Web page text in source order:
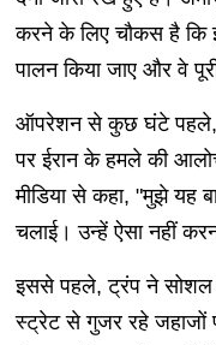
करने के लिए चौकस है कि
पालन किया जाए और वे
ऑपरेशन से कुछ घंटे पहले,
पर ईरान के हमले की
मीडिया से कहा, "मुझे यह
चलाई। उन्हें ऐसा नहीं
इससे पहले, ट्रंप ने सोशल
स्ट्रेट से गुजर रहे जहाजों